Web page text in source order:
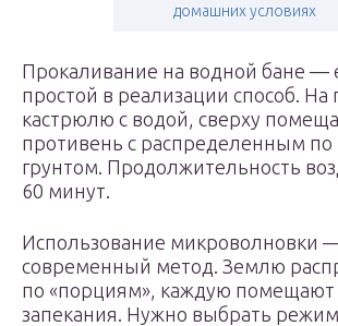
домашних условиях
Прокаливание на водной бане —
простой в реализации способ. На
кастрюлю с водой, сверху
противень с распределенным по
грунтом. Продолжительность
60 минут.
Использование микроволновки
современный метод. Землю
по «порциям», каждую
запекания. Нужно выбрать режим